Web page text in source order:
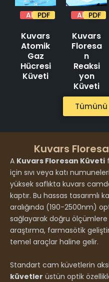
AlıntıPDF
Kuvars
Atomik
Gaz
Hücresi
Küveti
AlıntıPDF
Kuvars
Floresa
n
Reaksi
yon
Küveti
Kuvars
A Kuvars Floresan Küveti
için sıvı veya katı
yüksek saflıkta kuvars
kaptır. Bu hassas tasarımlı
aralığında (190-2500nm)
sağlayarak doğru ölçümlere
araştırma, farmasötik
temel araçlar haline gelir.
Standart cam küvetlerin
küvetler üstün optik